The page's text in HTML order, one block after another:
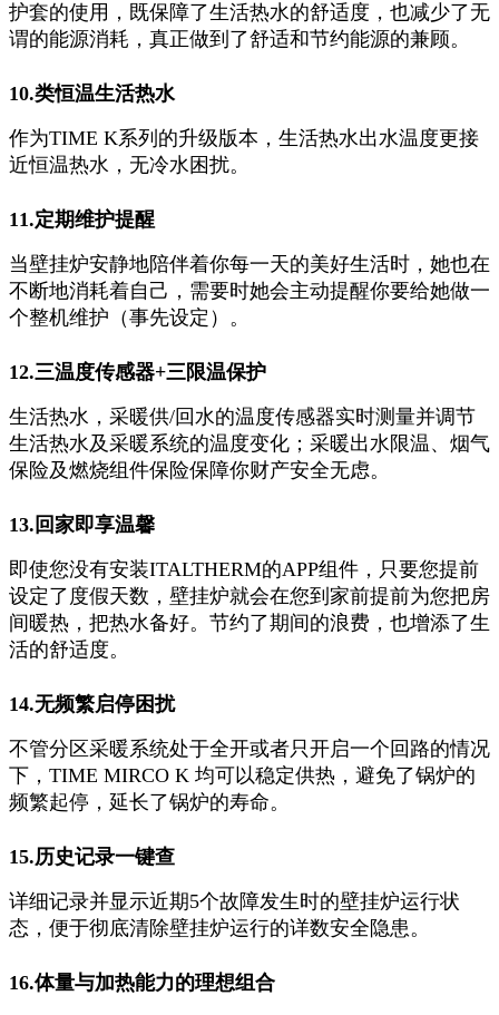
护套的使用，既保障了生活热水的舒适度，也减少了无
谓的能源消耗，真正做到了舒适和节约能源的兼顾。
10.类恒温生活热水
作为TIME K系列的升级版本，生活热水出水温度更接
近恒温热水，无冷水困扰。
11.定期维护提醒
当壁挂炉安静地陪伴着你每一天的美好生活时，她也在
不断地消耗着自己，需要时她会主动提醒你要给她做一
个整机维护（事先设定）。
12.三温度传感器+三限温保护
生活热水，采暖供/回水的温度传感器实时测量并调节
生活热水及采暖系统的温度变化；采暖出水限温、烟气
保险及燃烧组件保险保障你财产安全无虑。
13.回家即享温馨
即使您没有安装ITALTHERM的APP组件，只要您提前
设定了度假天数，壁挂炉就会在您到家前提前为您把房
间暖热，把热水备好。节约了期间的浪费，也增添了生
活的舒适度。
14.无频繁启停困扰
不管分区采暖系统处于全开或者只开启一个回路的情况
下，TIME MIRCO K 均可以稳定供热，避免了锅炉的
频繁起停，延长了锅炉的寿命。
15.历史记录一键查
详细记录并显示近期5个故障发生时的壁挂炉运行状
态，便于彻底清除壁挂炉运行的详数安全隐患。
16.体量与加热能力的理想组合